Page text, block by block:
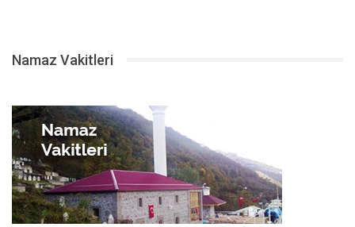
Namaz Vakitleri